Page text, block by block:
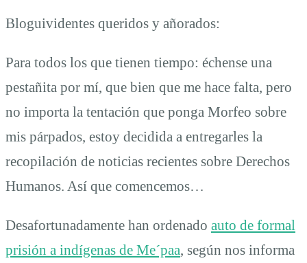
Bloguividentes queridos y añorados:
Para todos los que tienen tiempo: échense una
pestañita por mí, que bien que me hace falta, pero
no importa la tentación que ponga Morfeo sobre
mis párpados, estoy decidida a entregarles la
recopilación de noticias recientes sobre Derechos
Humanos. Así que comencemos…
Desafortunadamente han ordenado auto de formal
prisión a indígenas de Me´paa, según nos informa